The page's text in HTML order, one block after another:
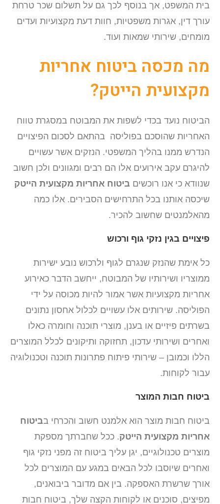
בית המשפט, אך בנוסף לכך גם על תשלום שכר טרחת
עורך דין, אגרות משפטיות, חוות דעת מקצועיות ועדים
מומחים, שירותי שמאות ועוד.
מה מכסה ביטוח אחריות
מקצועית הייטק?
הביטוח נועד בכדי לשפות את המבוטח במסגרת טווח
האחריות שהוסכם בפוליסה בהתאם לסכום הפיצויים
הנדרש ממנו בהליך המשפטי. הנזקים אשר עשויים
להיגרם עקב אירועים אלו הם רבים ומגוונים ולכן חשוב
שנוודא כי אנו רוכשים ביטוח אחריות מקצועית הייטק
שיכסה אותנו בכל התרחישים הסבירים. אלו כמה
מהאלמנטים שחשוב להכיר.
פיצויים בגין נזקי גוף ורכוש
כל אימת שהנזק שנגרם לגוף ולרכוש נובע ישירות
ממוצריו ושירותיו של המבוטח, ייחשב הדבר כאירוע
אחריות מקצועיות אשר אמור להיות מכוסה על ידי
הפוליסה. שירותים אלו עשויים לכלול אחסון נתונים
בשרתים פיזיים או בענן, מוצרי תוכנה וחומרה כאלו
ואחרים ושירותי עדכון, תחזוקה ותיקונים לכלל המוצרים
הללו וכמובן – שירותי פיתוח פתרונות תוכנה וטכנולוגיה
עבור לקוחות.
ביטוח חבות המוצר
ביטוח חבות מוצר הוא אלמנט חשוב והכרחי בביטוח
אחריות מקצועית הייטק. ככל שחברתך מספקת
מוצרים טכנולוגיים, יגן עליך ביטוח זה מפני נזקי גוף
ואחרים שיוסבו לכל הבאים במגע עם המוצרים לכל
אורך שרשרת האספקה. בין אם מדובר ביבואנים,
מפיצים, סוכנים או לקוחות הקצה שלך, ביטוח חבות